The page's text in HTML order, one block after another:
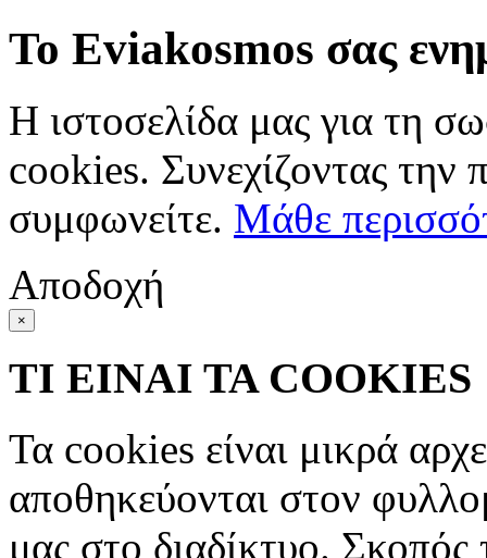
Το Eviakosmos σας
Η ιστοσελίδα μας για τη
cookies. Συνεχίζοντας την
συμφωνείτε. Μάθε
Αποδοχή
×
ΤΙ ΕΙΝΑΙ ΤΑ COOKIES
Τα cookies είναι μικρά
αποθηκεύονται στον
μας στο διαδίκτυο. Σκοπός